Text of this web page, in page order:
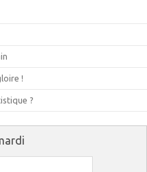
!
?